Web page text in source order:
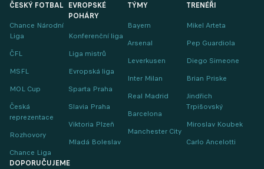
ČESKÝ FOTBAL
Chance Národní
Liga
ČFL
MSFL
MOL Cup
Česká
reprezentace
Rozhovory
Chance Liga
EVROPSKÉ
POHÁRY
Konferenční liga
Liga mistrů
Evropská liga
Sparta Praha
Slavia Praha
Viktoria Plzeň
Mladá Boleslav
TÝMY
Bayern
Arsenal
Leverkusen
Inter Milan
Real Madrid
Barcelona
Manchester City
TRENÉŘI
Mikel Arteta
Pep Guardiola
Diego Simeone
Brian Priske
Jindřich
Trpišovský
Miroslav Koubek
Carlo Ancelotti
DOPORUČUJEME